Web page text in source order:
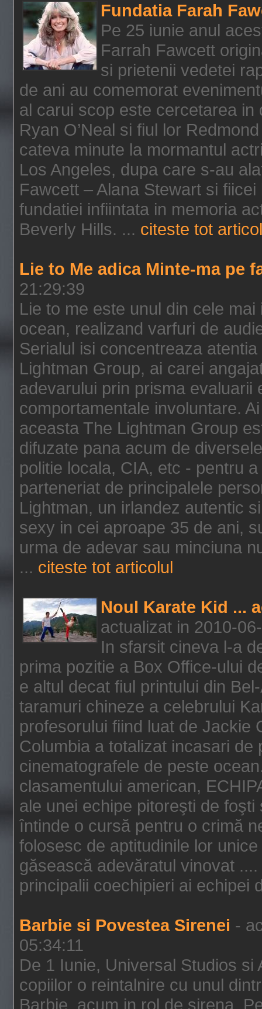
Fundatia Farah
Pe 25 iunie anul
Farrah Fawcett
si prietenii vedetei
de ani au comemorat
al carui scop este cercetarea
Ryan O’Neal si fiul lor
cateva minute la mormantul
Los Angeles, dupa care s-au
Fawcett – Alana Stewart si fiicei
fundatiei infiintata in memoria
Beverly Hills. ... citeste tot
Lie to Me adica Minte-ma pe
21:29:39
Lie to me este unul din cele
ocean, realizand varfuri de
Serialul isi concentreaza
Lightman Group, ai carei
adevarului prin prisma evaluarii
comportamentale involuntare.
aceasta The Lightman Group
difuzate pana acum de
politie locala, CIA, etc - pentru
parteneriat de principalele
Lightman, un irlandez autentic
sexy in cei aproape 35 de ani,
urma de adevar sau minciuna
... citeste tot articolul
Noul Karate Kid ...
actualizat in 2010-
In sfarsit cineva l-a
prima pozitie a Box Office-ului
e altul decat fiul printului din
taramuri chineze a celebrului
profesorului fiind luat de Jackie
Columbia a totalizat incasari
cinematografele de peste
clasamentului american,
ale unei echipe pitoreşti de
întinde o cursă pentru o crimă
folosesc de aptitudinile lor
găsească adevăratul vinovat
principalii coechipieri ai echipei
Barbie si Povestea Sirenei -
05:34:11
De 1 Iunie, Universal Studios si
copiilor o reintalnire cu unul
Barbie, acum in rol de sirena.